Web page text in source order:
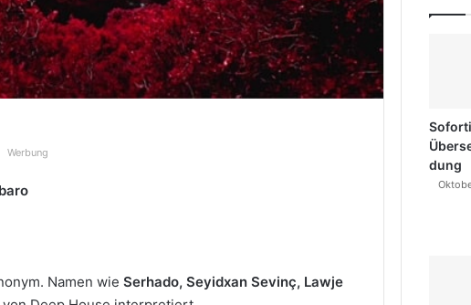
Werbung
Namen wie Serhado, Seyidxan Sevinç, Lawje
dung